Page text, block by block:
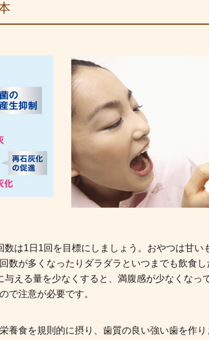
は1日1回を目標にしましょう。おやつは甘い
数が多くなったりダラダラといつまでも飲食し
与える量を少なくすると、満腹感が少なくなっ
で注意が必要です。
養食を規則的に摂り、歯質の良い強い歯を作り